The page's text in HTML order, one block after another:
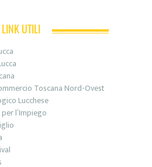
LINK UTILI
Toscana Nord-Ovest
Lucchese
l’Impiego